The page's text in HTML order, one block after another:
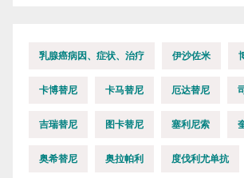
乳腺癌病因、症状、治疗 伊沙佐米
卡博替尼 卡马替尼 厄达替尼
吉瑞替尼 图卡替尼 塞利尼索
奥希替尼 奥拉帕利 度伐利尤单抗